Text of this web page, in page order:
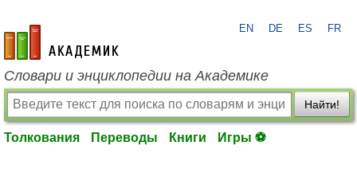
academic.ru
EN DE ES FR
Словари и энциклопедии на Академике
Найти!
Толкования Переводы Книги Игры ⚽